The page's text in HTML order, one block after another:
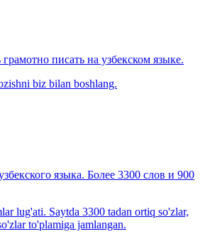
писать на узбекском языке.
biz bilan boshlang.
языка. Более 3300 слов и 900
lug'ati. Saytda 3300 tadan ortiq so'zlar,
to'plamiga jamlangan.